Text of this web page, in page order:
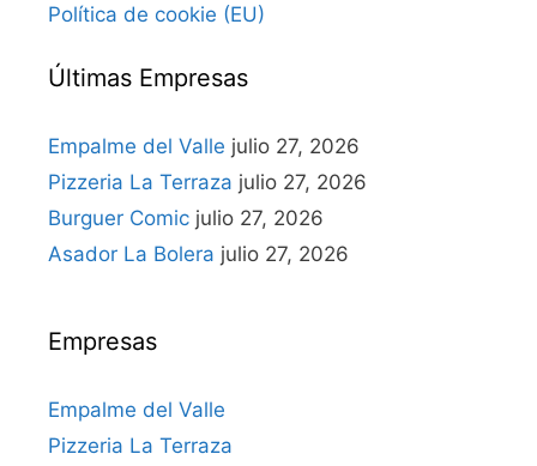
Política de cookie (EU)
Últimas Empresas
Empalme del Valle julio 27, 2026
Pizzeria La Terraza julio 27, 2026
Burguer Comic julio 27, 2026
Asador La Bolera julio 27, 2026
Empresas
Empalme del Valle
Pizzeria La Terraza